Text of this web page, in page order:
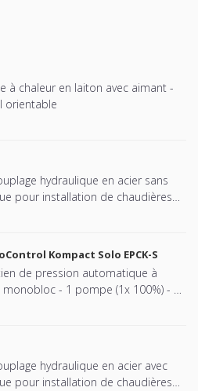
à chaleur en laiton avec aimant -
orientable
hydraulique en acier sans
pour installation de chaudières
Kompact Solo EPCK-S
de pression automatique à
- 1 pompe (1x 100%) - 1
hydraulique en acier avec
pour installation de chaudières